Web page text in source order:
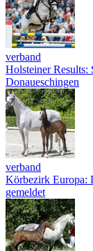
verband
Holsteiner Results:
Donaueschingen
verband
Körbezirk Europa:
gemeldet